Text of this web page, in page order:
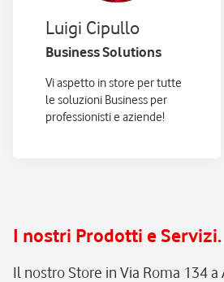
Luigi Cipullo
Business Solutions
Vi aspetto in store per tutte
le soluzioni Business per
professionisti e aziende!
I nostri Prodotti e Servizi.
Il nostro Store in Via Roma 134 a